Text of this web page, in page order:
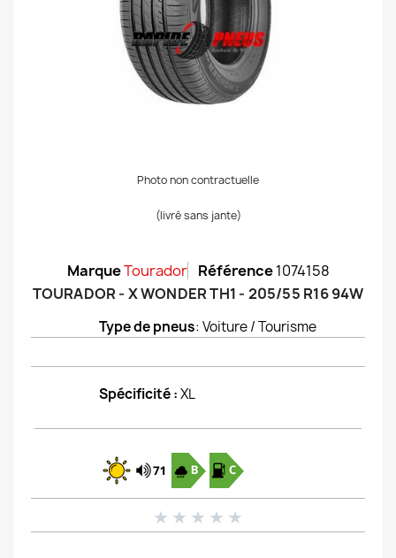
Photo non contractuelle
(livré sans jante)
MarqueTourador Référence 1074158
TOURADOR - X WONDER TH1 - 205/55 R16 94W
Type de pneus: Voiture / Tourisme
Spécificité :XL
★ ★ ★ ★ ★